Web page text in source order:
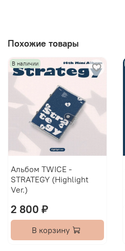
Похожие товары
В наличии
Альбом TWICE -
STRATEGY (Highlight
Ver.)
2 800 ₽
В корзину